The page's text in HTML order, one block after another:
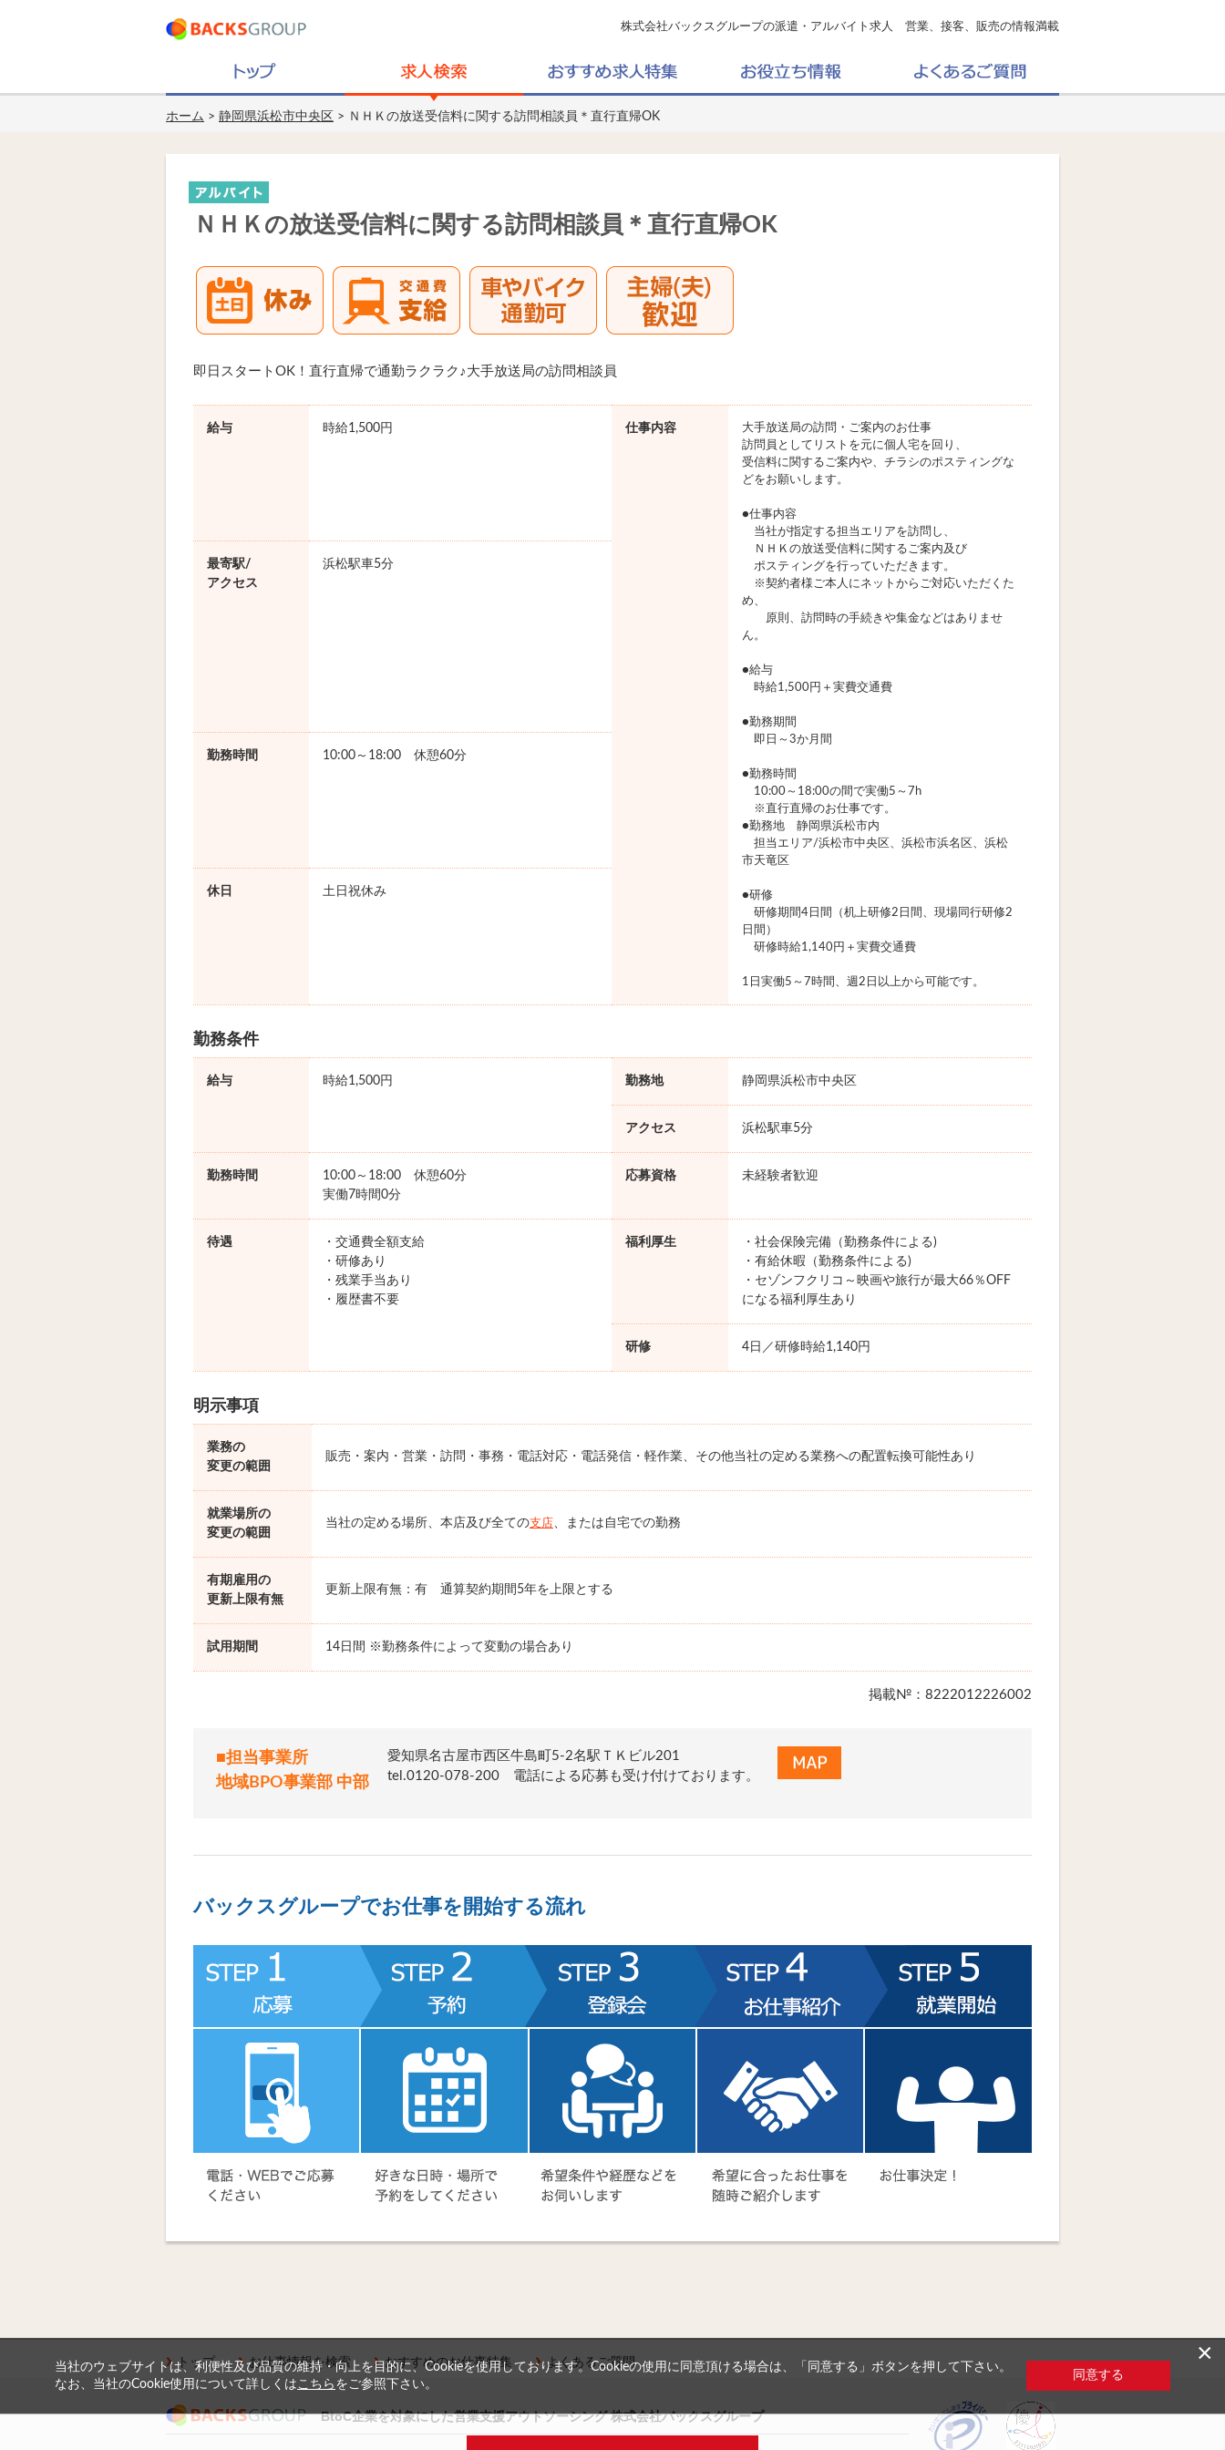
株式会社バックスグループの派遣・アルバイト求人 営業、接客、販売の情報満載
ホーム > 静岡県浜松市中央区 > ＮＨＫの放送受信料に関する訪問相談員＊直行直帰OK
ＮＨＫの放送受信料に関する訪問相談員＊直行直帰OK
即日スタートOK！直行直帰で通勤ラクラク♪大手放送局の訪問相談員
給与 時給1,500円 仕事内容
大手放送局の訪問・ご案内のお仕事
訪問員としてリストを元に個人宅を回り、
受信料に関するご案内や、チラシのポスティングな
どをお願いします。
●仕事内容
当社が指定する担当エリアを訪問し、
ＮＨＫの放送受信料に関するご案内及び
ポスティングを行っていただきます。
※契約者様ご本人にネットからご対応いただくた
め、
原則、訪問時の手続きや集金などはありませ
ん。
●給与
時給1,500円＋実費交通費
●勤務期間
即日～3か月間
●勤務時間
10:00～18:00の間で実働5～7h
※直行直帰のお仕事です。
●勤務地 静岡県浜松市内
担当エリア/浜松市中央区、浜松市浜名区、浜松
市天竜区
●研修
研修期間4日間（机上研修2日間、現場同行研修2
日間）
研修時給1,140円＋実費交通費
1日実働5～7時間、週2日以上から可能です。
最寄駅/
アクセス
浜松駅車5分
勤務時間 10:00～18:00 休憩60分
休日 土日祝休み
勤務条件
給与 時給1,500円 勤務地 静岡県浜松市中央区
アクセス 浜松駅車5分
勤務時間
10:00～18:00 休憩60分
実働7時間0分
応募資格 未経験者歓迎
待遇
・交通費全額支給
・研修あり
・残業手当あり
・履歴書不要
福利厚生
・社会保険完備（勤務条件による)
・有給休暇（勤務条件による)
・セゾンフクリコ～映画や旅行が最大66％OFF
になる福利厚生あり
研修 4日／研修時給1,140円
明示事項
業務の
変更の範囲
販売・案内・営業・訪問・事務・電話対応・電話発信・軽作業、その他当社の定める業務への配置転換可能性あり
就業場所の
変更の範囲
当社の定める場所、本店及び全ての支店、または自宅での勤務
有期雇用の
更新上限有無
更新上限有無：有 通算契約期間5年を上限とする
試用期間 14日間 ※勤務条件によって変動の場合あり
掲載№：8222012226002
■担当事業所
地域BPO事業部 中部
愛知県名古屋市西区牛島町5-2名駅ＴＫビル201
tel.0120-078-200 電話による応募も受け付けております。
バックスグループでお仕事を開始する流れ
トップ お仕事情報を検索 おすすめのお仕事特集 よくあるご質問
BtoC企業を対象にした営業支援アウトソーシング 株式会社バックスグループ
×
当社のウェブサイトは、利便性及び品質の維持・向上を目的に、Cookieを使用しております。Cookieの使用に同意頂ける場合は、「同意する」ボタンを押して下さい。
なお、当社のCookie使用について詳しくは こちら をご参照下さい。
同意する